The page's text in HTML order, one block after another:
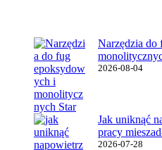
Narzędzia do
2026-08-04
Jak uniknąć
pracy
2026-07-28